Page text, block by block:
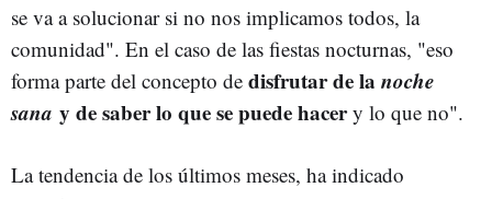
se va a solucionar si no nos implicamos todos, la
comunidad". En el caso de las fiestas nocturnas, "eso
forma parte del concepto de disfrutar de la noche
sana y de saber lo que se puede hacery lo que no".
La tendencia de los últimos meses, ha indicado